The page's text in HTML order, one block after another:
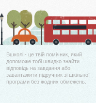
Вшколі - це твій помічник, який
допоможе тобі швидко знайти
відповідь на завдання або
завантажити підручник зі шкільної
програми без жодних обмежень.